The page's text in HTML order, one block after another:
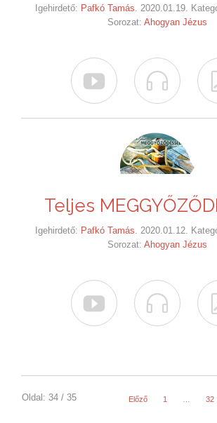
Igehirdető: Pafkó Tamás . 2020.01.19.
Sorozat: Ahogyan Jézus
 
Teljes
Igehirdető: Pafkó Tamás . 2020.01.12.
Sorozat: Ahogyan Jézus
 
Oldal: 34 / 35 Előző 1 32